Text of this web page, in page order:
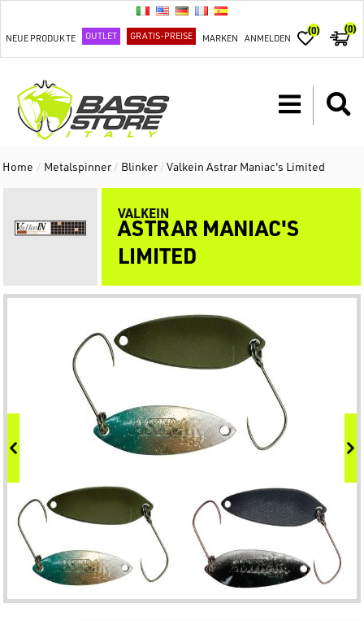
NEUE PRODUKTE OUTLET GRATIS-PREISE MARKEN ANMELDEN
(0) (0)
Home / Metalspinner / Blinker /Valkein Astrar Maniac's Limited
VALKEIN
ASTRAR MANIAC'S
LIMITED